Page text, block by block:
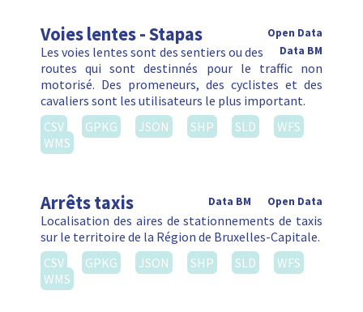
Voies lentes - Stapas
Open Data
Data BM
Les voies lentes sont des sentiers ou des
routes qui sont destinnés pour le traffic non
motorisé. Des promeneurs, des cyclistes et des
cavaliers sont les utilisateurs le plus important.
CSV
GPKG JSON SHP SLD
WFS
WMS
Arrêts taxis Open Data
Data BM
Localisation des aires de stationnements de taxis
sur le territoire de la Région de Bruxelles-Capitale.
CSV
GPKG JSON SHP SLD
WFS
WMS